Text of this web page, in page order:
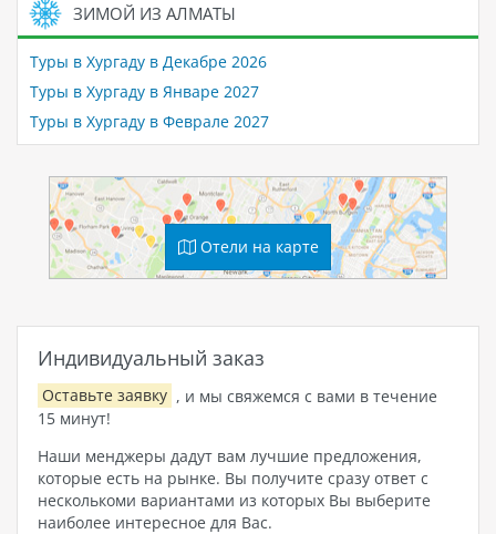
ЗИМОЙ ИЗ АЛМАТЫ
Туры в Хургаду в Декабре 2026
Туры в Хургаду в Январе 2027
Туры в Хургаду в Феврале 2027
Отели на карте
Индивидуальный заказ
Оставьте заявку , и мы свяжемся с вами в течение
15 минут!
Наши менджеры дадут вам лучшие предложения,
которые есть на рынке. Вы получите сразу ответ с
несколькоми вариантами из которых Вы выберите
наиболее интересное для Вас.